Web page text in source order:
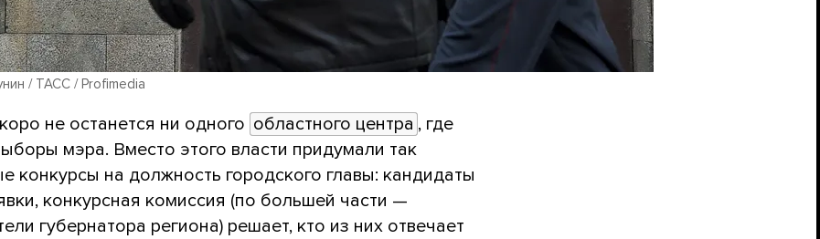
/ ТАСС / Profimedia
не останется ни одного областного центра , где
мэра. Вместо этого власти придумали так
конкурсы на должность городского главы: кандидаты
конкурсная комиссия (по большей части —
губернатора региона) решает, кто из них отвечает